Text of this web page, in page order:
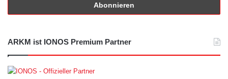
ARKM ist IONOS Premium Partner